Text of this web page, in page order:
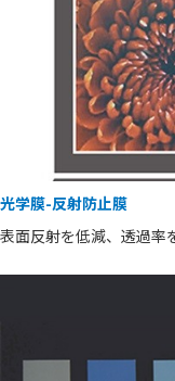
光学膜-反射防止膜
表面反射を低減、透過率